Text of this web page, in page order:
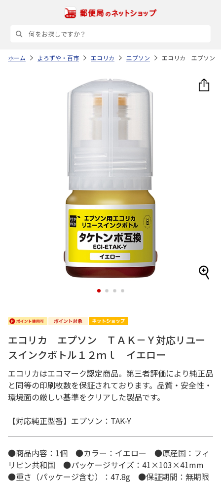
ホーム よろずや・百市 エコリカ エプソン エコリカ エプソン
1 2 3 4
エコリカ エプソン ＴＡＫ－Ｙ対応リユー
スインクボトル１２ｍｌ イエロー
エコリカはエコマーク認定商品。第三者評価により純正品
と同等の印刷枚数を保証されております。品質・安全性・
環境面の厳しい基準をクリアした製品です。
【対応純正型番】エプソン：TAK-Y
●商品内容：1個 ●カラー：イエロー ●原産国：フィ
リピン共和国 ●パッケージサイズ：41×103×41mm
●重さ（パッケージ含む）：47.8g ●保証期間：無期限